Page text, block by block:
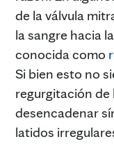
de la válvula
la sangre hacia
conocida como
Si bien esto no
regurgitación de
desencadenar
latidos